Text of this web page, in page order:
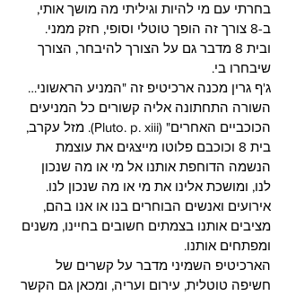
בחרתי עם מי להיות וגיליתי מה מושך אותי,
ב-8 צורך זה הופך טוטלי וסופי, חזק ממני.
ובית 8 מדבר גם על הצורך להיבחר, הצורך
שיבחרו בי.
ג'ף גרין מכנה ארכיטיפ זה "המניע הראשוני…
השורה התחתונה אליה קשורים כל המניעים
הכוכביים האחרים" (Pluto. p. xiii). מזל עקרב,
בית 8 וכוכבם פלוטו מייצגים את עוצמת
הנשמה הדוחפת אותנו אל מי או מה שנכון
לנו, ומושכת אלינו את מי או מה שנכון לנו.
אירועים ואנשים הבוחרים בנו או אנו בהם,
מציבים אותנו בצמתים חשובים בחיינו, משנים
ומפתחים אותנו.
הארכיטיפ השמיני מדבר על קשרים של
חשיפה טוטלית, עירום ועריה, ומכאן גם הקשר